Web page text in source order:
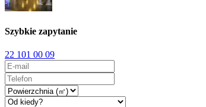
Szybkie zapytanie
22 101 00 09